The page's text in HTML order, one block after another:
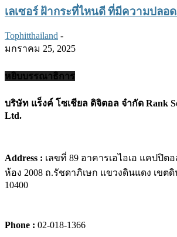
เลเซอร์ ฝ้ากระที่ไหนดี ที่มีความปลอ
Tophitthailand -
มกราคม 25, 2025
หยิบบรรณาธิการ
บริษัท แร็งค์ โซเชียล ดิจิตอล จำกัด Rank
Ltd.
Address : เลขที่ 89 อาคารเอไอเอ แคปปิต
ห้อง 2008 ถ.รัชดาภิเษก แขวงดินแดง เขต
10400
Phone : 02-018-1366